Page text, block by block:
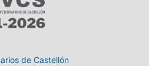
de Castellón